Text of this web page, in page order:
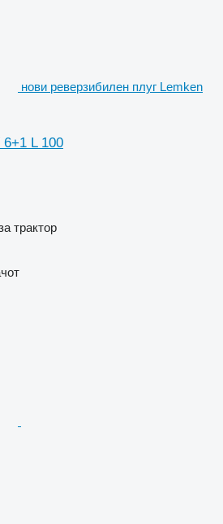
нови реверзибилен плуг Lemken
L 100
трактор